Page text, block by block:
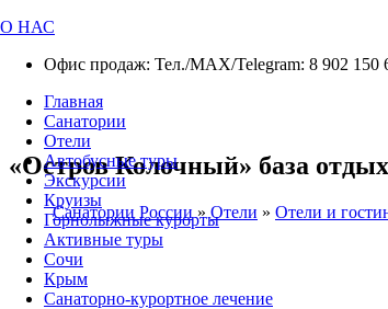
О НАС
Офис продаж: Тел./МАХ/Telegram: 8 902 150
Главная
Санатории
Отели
Автобусные туры
Экскурсии
Круизы
Горнолыжные курорты
Активные туры
Сочи
Крым
Санаторно-курортное лечение
«Остров Колочный» база
Санатории России » Отели » Отели и